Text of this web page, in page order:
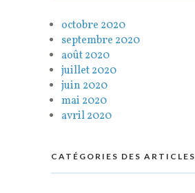
octobre 2020
septembre 2020
août 2020
juillet 2020
juin 2020
mai 2020
avril 2020
CATÉGORIES DES ARTICLES